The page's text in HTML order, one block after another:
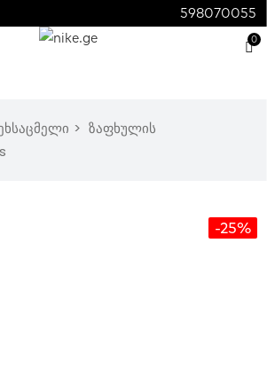
0
598070055
ზაფხულის
-25%